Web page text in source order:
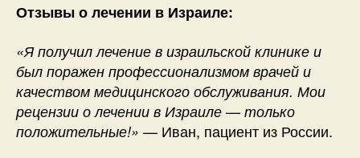
Отзывы о лечении в Израиле:
«Я получил лечение в израильской клинике и
был поражен профессионализмом врачей и
качеством медицинского обслуживания. Мои
рецензии о лечении в Израиле — только
положительные!» — Иван, пациент из России.